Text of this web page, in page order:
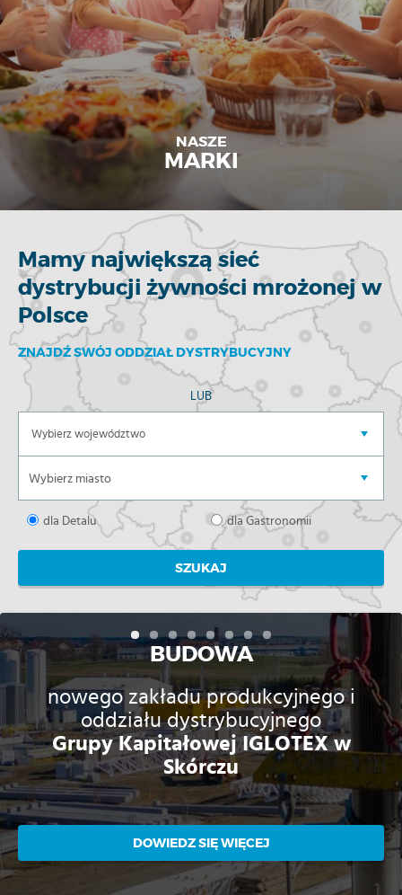
NASZE
MARKI
Mamy największą sieć
dystrybucji żywności mrożonej w
Polsce
ZNAJDŹ SWÓJ ODDZIAŁ DYSTRYBUCYJNY
LUB
dla Detalu dla Gastronomii
SZUKAJ
BUDOWA
nowego zakładu produkcyjnego i
oddziału dystrybucyjnego
Grupy Kapitałowej IGLOTEX w
Skórczu
DOWIEDZ SIĘ WIĘCEJ